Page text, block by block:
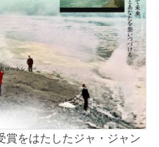
賞をはたしたジャ・ジャン